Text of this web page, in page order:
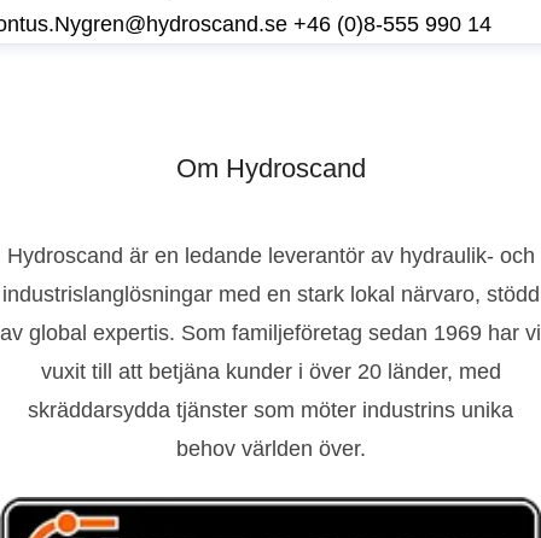
+46 (0)8-555 990 14
Om Hydroscand
Hydroscand är en ledande leverantör av hydraulik- och
industrislanglösningar med en stark lokal närvaro, stödd
av global expertis. Som familjeföretag sedan 1969 har vi
vuxit till att betjäna kunder i över 20 länder, med
skräddarsydda tjänster som möter industrins unika
behov världen över.